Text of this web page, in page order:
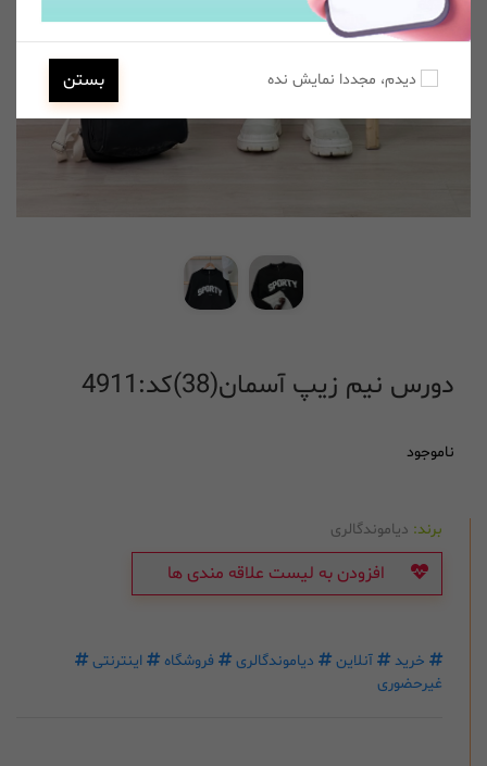
دورس نیم زیپ آسمان(38)کد:4911
ناموجود
برند: دیاموندگالری
افزودن به لیست علاقه مندی ها
خرید آنلاین دیاموندگالری فروشگاه
اینترنتی
غیرحضوری
دیدم، مجددا نمایش نده بستن